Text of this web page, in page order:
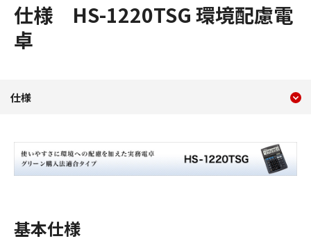
仕様 HS-1220TSG 環境配慮電
卓
仕様 HS-1220TSG 環境配
仕様
基本仕様